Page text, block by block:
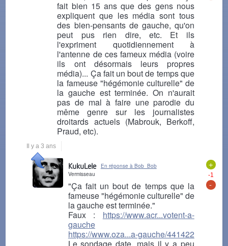
fait bien 15 ans que des gens nous
expliquent que les média sont tous
des bien-pensants de gauche, qu'on
peut pus rien dire, etc. Et ils
l'expriment quotidiennement à
l'antenne de ces fameux média (voire
ils ont désormais leurs propres
média)... Ça fait un bout de temps que
la fameuse "hégémonie culturelle" de
la gauche est terminée. On n'aurait
pas de mal à faire une parodie du
même genre sur les journalistes
droitards actuels (Mabrouk, Berkoff,
Praud, etc).
Il y a 3 ans
+
-1
-
KukuLele
En réponse à Bob_Bob
Vermisseau
"Ça fait un bout de temps que la
fameuse "hégémonie culturelle" de
la gauche est terminée."
Faux : https://www.acr...votent-a-
gauche
https://www.oza...a-gauche/441422